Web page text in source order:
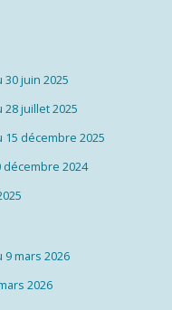
juin 2025
juillet 2025
décembre 2025
2024
mars 2026
2026